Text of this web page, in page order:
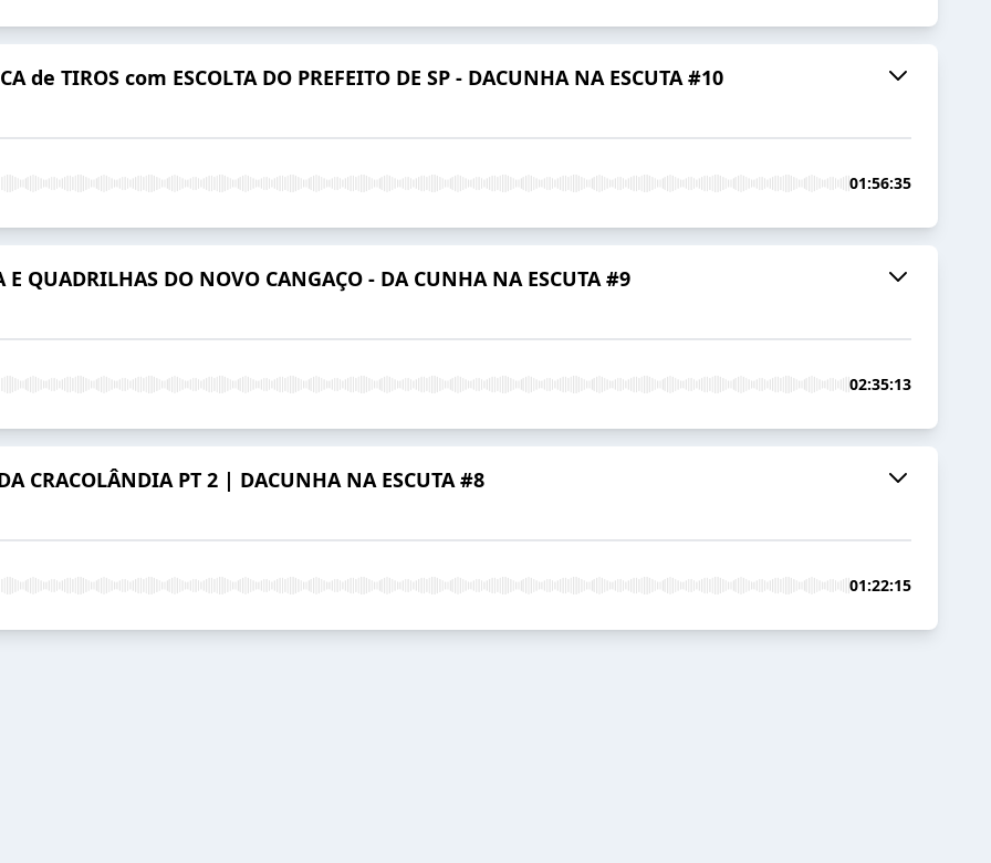
de TIROS com ESCOLTA DO PREFEITO DE SP - DACUNHA NA ESCUTA #10
01:56:35
E QUADRILHAS DO NOVO CANGAÇO - DA CUNHA NA ESCUTA #9
02:35:13
CRACOLÂNDIA PT 2 | DACUNHA NA ESCUTA #8
01:22:15